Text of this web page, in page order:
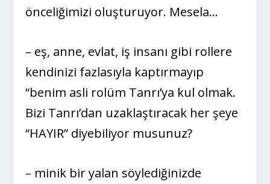
önceliğimizi oluşturuyor. Mesela…
– eş, anne, evlat, iş insanı gibi rollere
kendinizi fazlasıyla kaptırmayıp
“benim asli rolüm Tanrı’ya kul olmak.
Bizi Tanrı’dan uzaklaştıracak her şeye
“HAYIR” diyebiliyor musunuz?
– minik bir yalan söylediğinizde